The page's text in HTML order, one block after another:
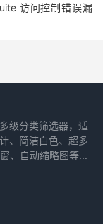
访问控制错误漏
级分类筛选器，适
、简洁白色、超多
、自动缩略图等...